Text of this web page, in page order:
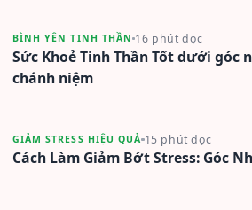
BÌNH YÊN TINH THẦN 16 phút đọc
Sức Khoẻ Tinh Thần Tốt dưới góc
chánh niệm
GIẢM STRESS HIỆU QUẢ 15 phút đọc
Cách Làm Giảm Bớt Stress: Góc